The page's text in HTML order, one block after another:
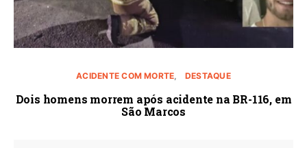
ACIDENTE COM MORTE DESTAQUE
Dois homens morrem após acidente na BR-116, em
São Marcos